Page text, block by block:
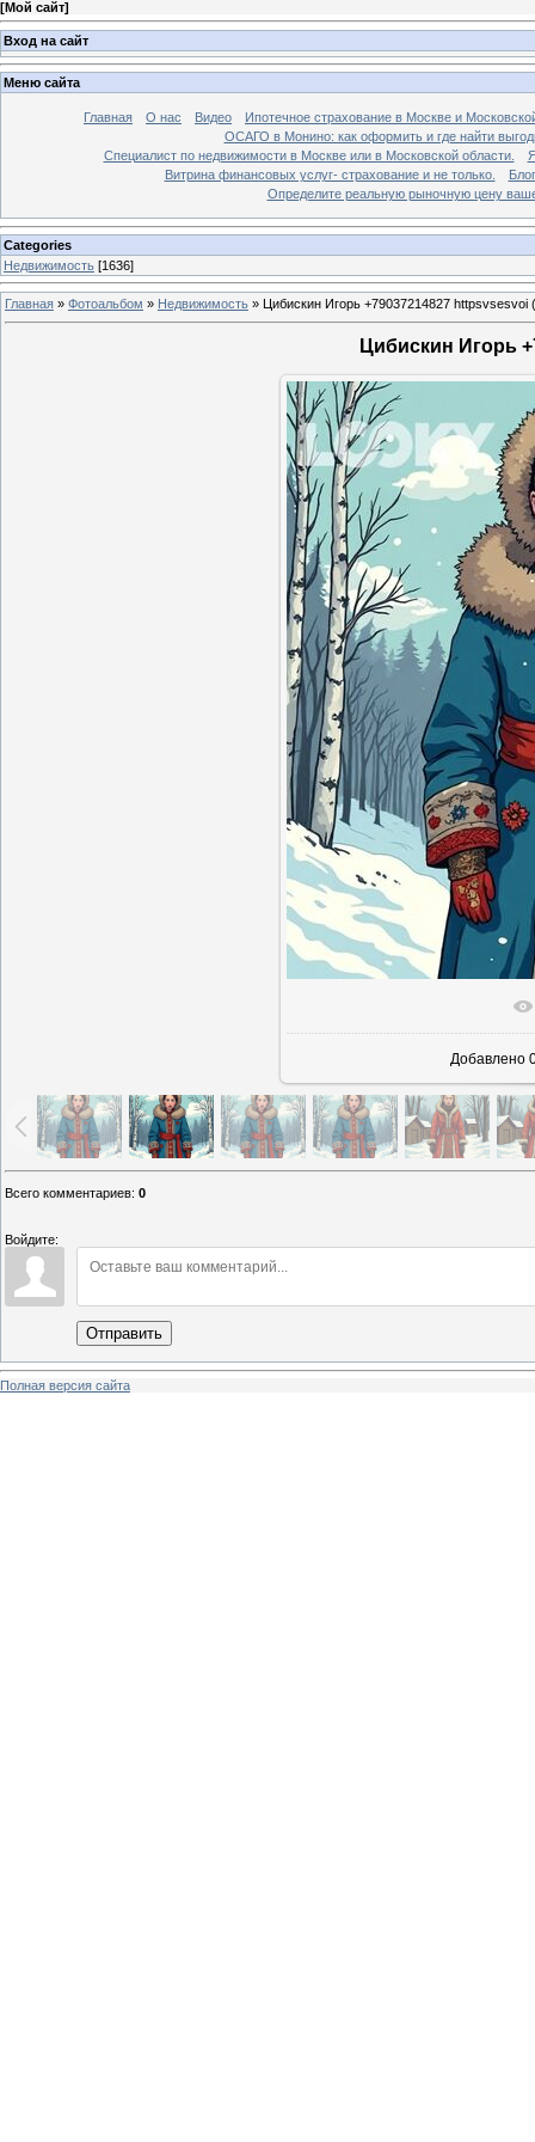
[Мой сайт]
Вход на сайт
Меню сайта
Главная О нас Видео
Ипотечное страхование в Москве и
ОСАГО в Монино: как оформить и где найти
Специалист по недвижимости в Москве или в Московской области.
Витрина финансовых услуг- страхование и не только.
Блог
Определите реальную рыночную цену
Categories
Недвижимость [1636]
Главная » Фотоальбом » Недвижимость » Цибискин Игорь +79037214827 httpsvsesvoi
Цибискин Игорь
В
Добавлено
Всего комментариев: 0
Войдите:
Отправить
Полная версия сайта